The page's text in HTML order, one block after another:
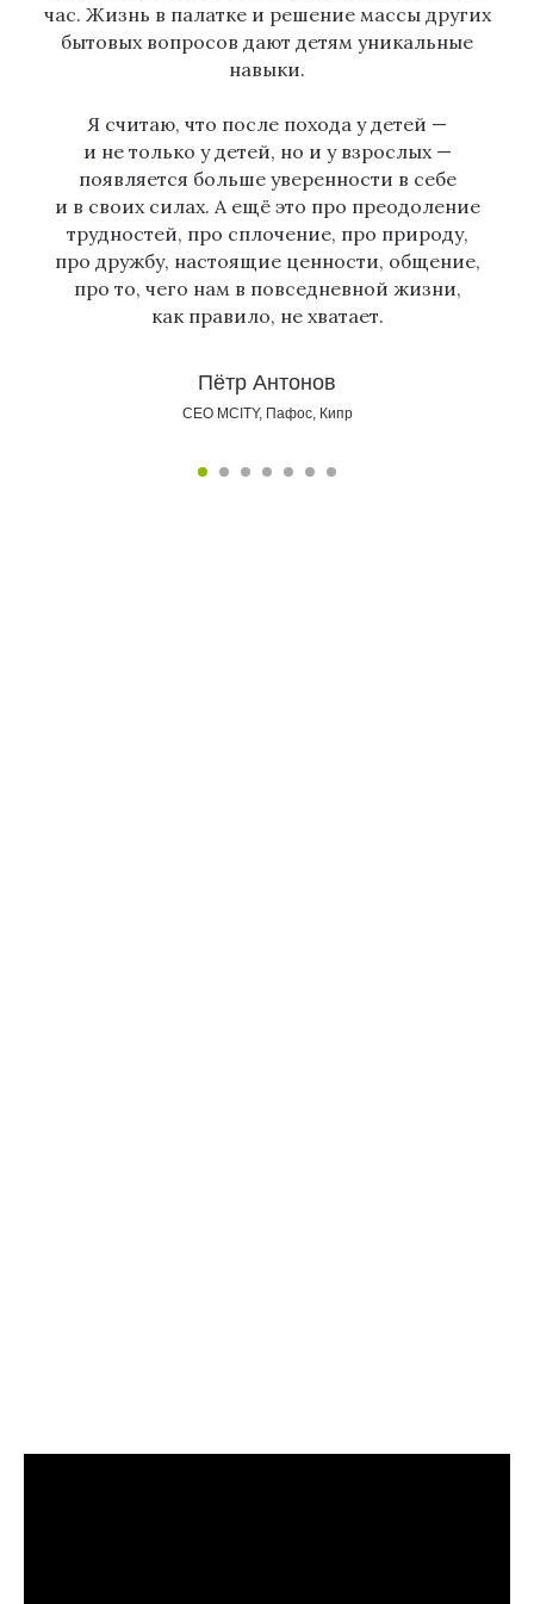
час. Жизнь в палатке и решение массы других
бытовых вопросов дают детям уникальные
навыки.
Я считаю, что после похода у детей —
и не только у детей, но и у взрослых —
появляется больше уверенности в себе
и в своих силах. А ещё это про преодоление
трудностей, про сплочение, про природу,
про дружбу, настоящие ценности, общение,
про то, чего нам в повседневной жизни,
как правило, не хватает.
Пётр Антонов
CEO MCITY, Пафос, Кипр